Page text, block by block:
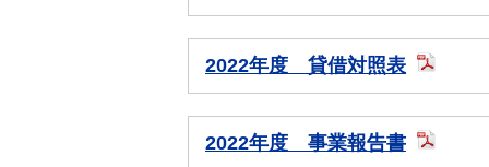
2022年度 貸借対照表
2022年度 事業報告書